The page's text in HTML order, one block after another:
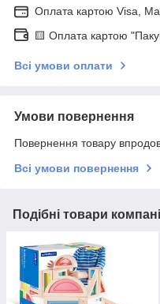
Оплата картою Visa,
🟨 Оплата картою
Всі умови оплати
Умови повернення
Повернення товару
Всі умови повернення
Подібні товари